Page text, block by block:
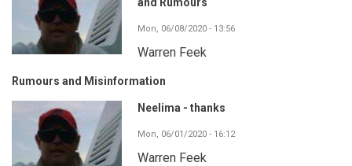
and Rumours
Mon, 06/08/2020 - 13:56
Warren Feek
Rumours and Misinformation
Neelima - thanks
Mon, 06/01/2020 - 16:12
Warren Feek